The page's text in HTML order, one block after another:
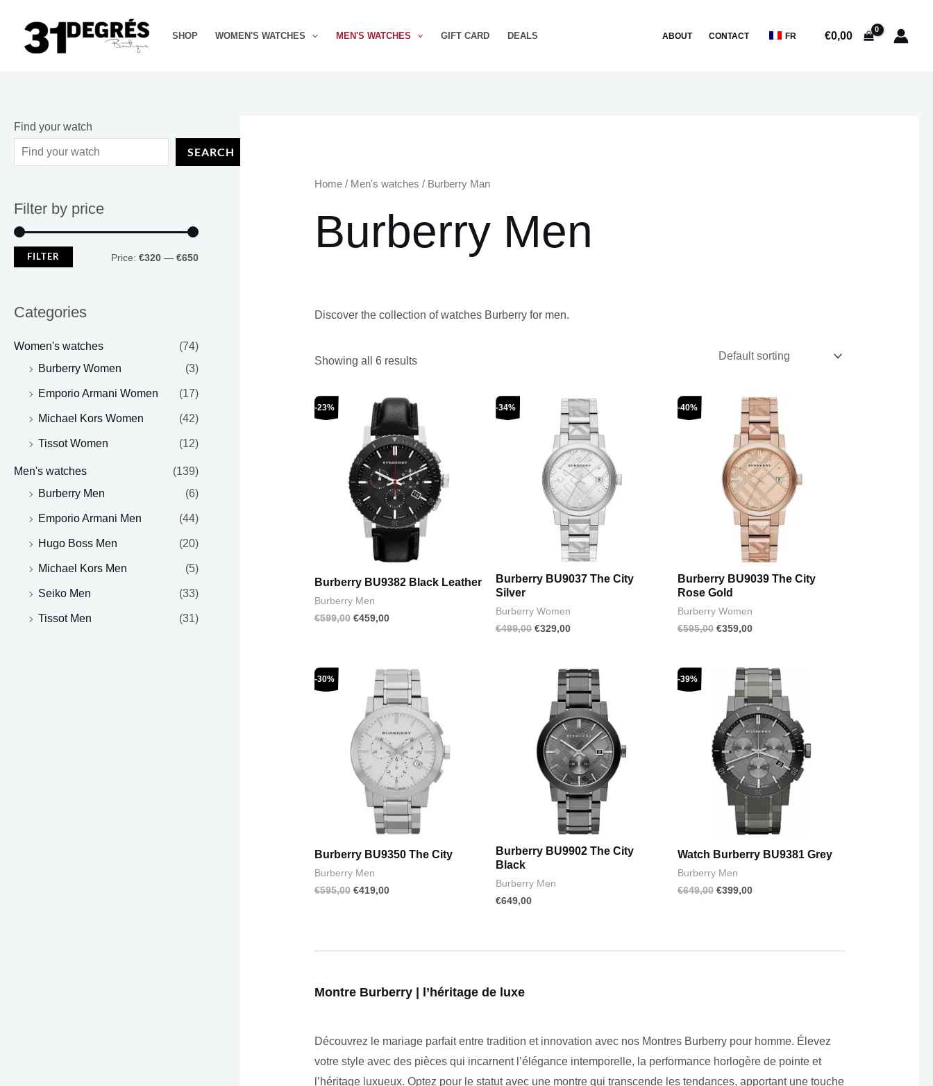
content
SHOP WOMEN'S WATCHES MEN'S WATCHES GIFT CARD DEALS ABOUT CONTACT FR €0,00
Find your watch
SEARCH
Filter by price
cc
FILTER Price: €320 — €650
Categories
Women's watches
(74)
Burberry Women
(3)
Emporio Armani Women (17)
Michael Kors Women (42)
Tissot Women (12)
Men's watches
(139)
Burberry Men
(6)
Emporio Armani Men (44)
Hugo Boss Men (20)
Michael Kors Men (5)
Seiko Men (33)
Tissot Men (31)
Home/ Men's watches / Burberry Man
Burberry Men
Discover the collection of watches Burberry for men.
Showing all 6 results
-23%
Burberry BU9382 Black Leather
Burberry Men
€599,00
Original
price
was:
€599,00.
€459,00
Current
price
is:
€459,00.
-34%
Burberry BU9037 The City
Silver
Burberry Women
€499,00
Original
€499,00.
€329,00
Current
price
is:
€329,00.
-40%
Burberry BU9039 The City
Rose Gold
Burberry Women
€595,00
Original
€595,00.
€359,00
Current
price
is:
€359,00.
-30%
Burberry BU9350 The City
Burberry Men
€595,00
Original
price
was:
€595,00.
€419,00
Current
price
is:
€419,00.
Burberry BU9902 The City
Black
Burberry Men
€649,00
-39%
Watch Burberry BU9381 Grey
Burberry Men
€649,00
Original
was:
€649,00.
€399,00
Current
price
is:
€399,00.
Montre Burberry | l’héritage de luxe
Découvrez le mariage parfait entre tradition et innovation avec nos Montres Burberry pour homme. Élevez
votre style avec des pièces qui incarnent l’élégance intemporelle, la performance horlogère de pointe et
l’héritage luxueux. Optez pour le statut avec une montre qui transcende les tendances, apportant une touche